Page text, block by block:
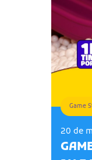
Game
20 de